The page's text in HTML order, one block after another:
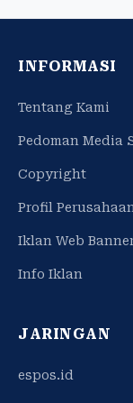
INFORMASI
Tentang Kami
Pedoman Media
Copyright
Profil Perusahaan
Iklan Web
Info Iklan
JARINGAN
espos.id